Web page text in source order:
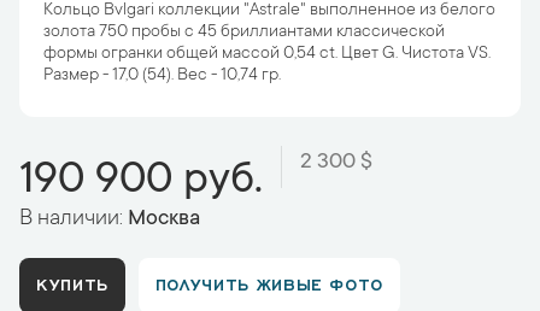
Кольцо Bvlgari коллекции "Astrale" выполненное из белого
золота 750 пробы с 45 бриллиантами классической
формы огранки общей массой 0,54 ct. Цвет G. Чистота VS.
Размер - 17,0 (54). Вес - 10,74 гр.
190 900 руб. 2 300 $
В наличии: Москва
КУПИТЬ ПОЛУЧИТЬ ЖИВЫЕ ФОТО